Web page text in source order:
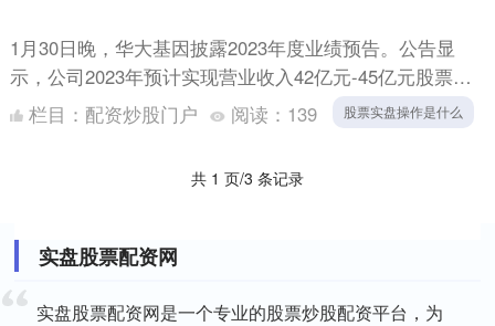
1月30日晚，华大基因披露2023年度业绩预告。公告显
示，公司2023年预计实现营业收入42亿元-45亿元股票实
盘操作是什么，实现净利润8000万元-11000....
栏目： 配资炒股门户 阅读： 139 股票实盘操作是什么
共 1 页/3 条记录
实盘股票配资网
实盘股票配资网是一个专业的股票炒股配资平台，为